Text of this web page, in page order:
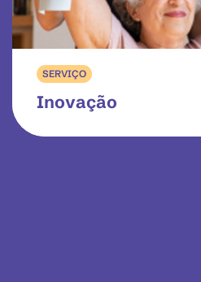
SERVIÇO
Inovação